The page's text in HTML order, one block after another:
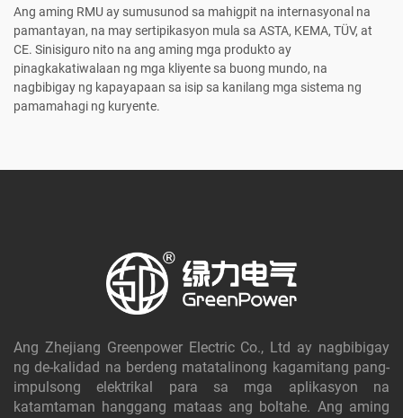
Ang aming RMU ay sumusunod sa mahigpit na internasyonal na
pamantayan, na may sertipikasyon mula sa ASTA, KEMA, TÜV, at
CE. Sinisiguro nito na ang aming mga produkto ay
pinagkakatiwalaan ng mga kliyente sa buong mundo, na
nagbibigay ng kapayapaan sa isip sa kanilang mga sistema ng
pamamahagi ng kuryente.
Ang Zhejiang Greenpower Electric Co., Ltd ay nagbibigay
ng de-kalidad na berdeng matatalinong kagamitang pang-
impulsong elektrikal para sa mga aplikasyon na
katamtaman hanggang mataas ang boltahe. Ang aming